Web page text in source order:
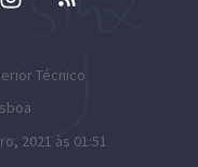
Técnico
2021 às 01:51